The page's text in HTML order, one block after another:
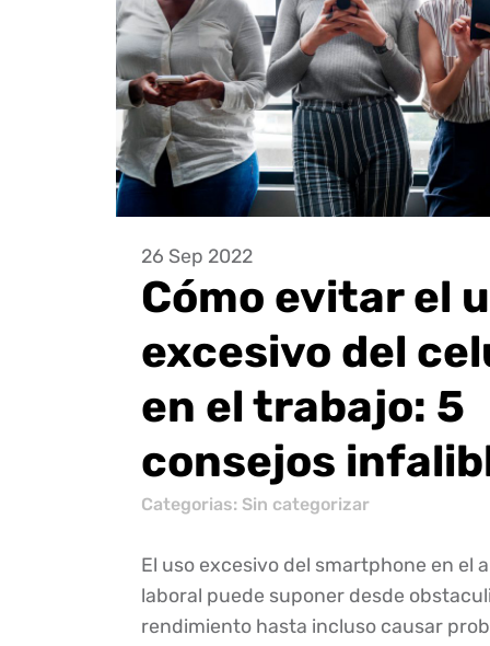
26 Sep 2022
Cómo evitar el
excesivo del
en el trabajo: 5
consejos
Categorias: Sin categorizar
El uso excesivo del smartphone en el
laboral puede suponer desde
rendimiento hasta incluso causar